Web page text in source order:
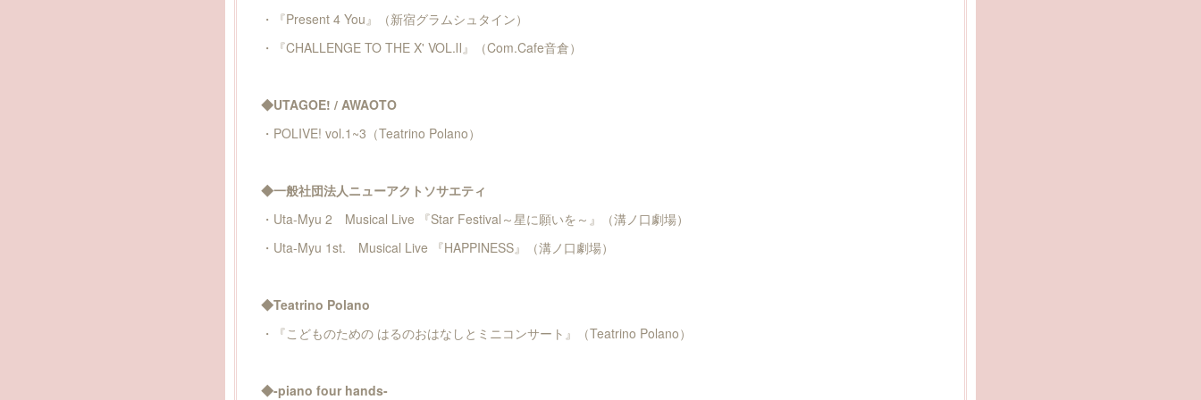
・『Present 4 You』（新宿グラムシュタイン）
・『CHALLENGE TO THE X' VOL.Ⅱ』（Com.Cafe音倉）
◆UTAGOE! / AWAOTO
・POLIVE! vol.1~3（Teatrino Polano）
◆一般社団法人ニューアクトソサエティ
・Uta-Myu 2 Musical Live 『Star Festival～星に願いを～』（溝ノ口劇場）
・Uta-Myu 1st. Musical Live 『HAPPINESS』（溝ノ口劇場）
◆Teatrino Polano
・『こどものための はるのおはなしとミニコンサート』（Teatrino Polano）
◆-piano four hands-